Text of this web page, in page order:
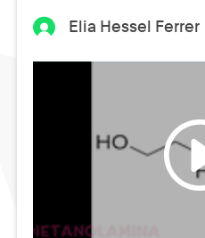
Elia Hessel Ferrer